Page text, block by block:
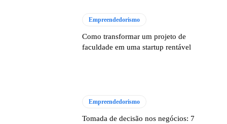
Empreendedorismo
Como transformar um projeto de
faculdade em uma startup rentável
Empreendedorismo
Tomada de decisão nos negócios: 7